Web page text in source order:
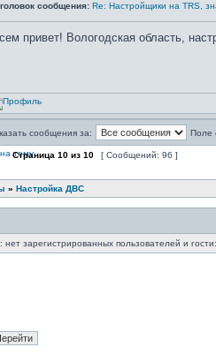
сообщения: Re: Настройщики на TRS,
привет! Вологодская область,
сообщения за: Поле
Страница 10 из 10 [ Сообщений: 96 ]
» Настройка ДВС
зарегистрированных пользователей и